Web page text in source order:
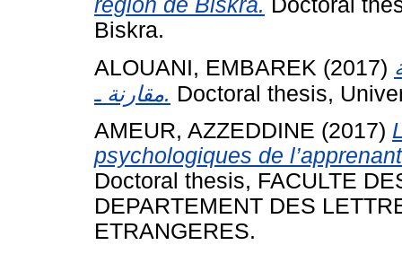
région de Biskra. Doctoral
Biskra.
ALOUANI, EMBAREK (2017)
مقارنة ـ. Doctoral thesis,
AMEUR, AZZEDDINE (2017)
psychologiques de
Doctoral thesis, FACULTE
DEPARTEMENT DES
ETRANGERES.